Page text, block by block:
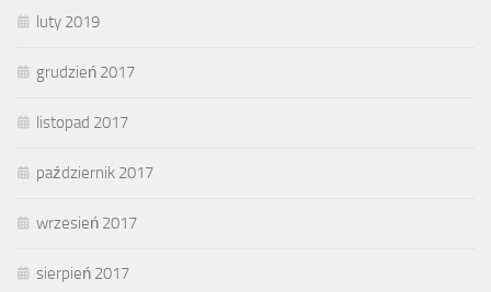
luty 2019
grudzień 2017
listopad 2017
październik 2017
wrzesień 2017
sierpień 2017